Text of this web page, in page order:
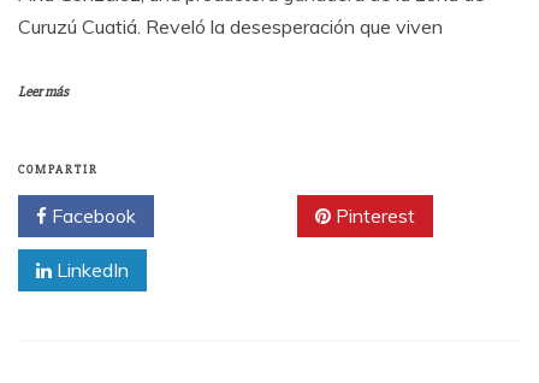
Curuzú Cuatiá. Reveló la desesperación que viven
Leer más
COMPARTIR
Facebook Pinterest
LinkedIn